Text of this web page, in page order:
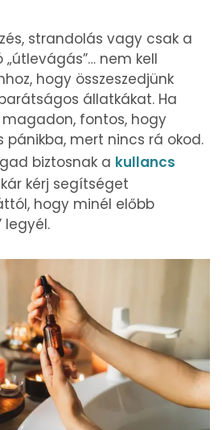
strandolás vagy csak a
nem kell
hogy összeszedjünk
állatkákat. Ha
fontos, hogy
pánikba, mert nincs rá okod.
biztosnak a kullancs
kérj segítséget
hogy minél előbb
legyél.